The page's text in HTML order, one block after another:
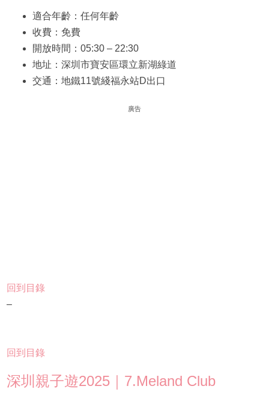
適合年齡：任何年齡
收費：免費
開放時間：05:30 – 22:30
地址：深圳市寶安區環立新湖綠道
交通：地鐵11號綫福永站D出口
廣告
回到目錄
–
回到目錄
深圳親子遊2025｜7.Meland Club